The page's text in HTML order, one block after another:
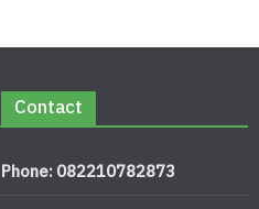
Contact
Phone: 082210782873